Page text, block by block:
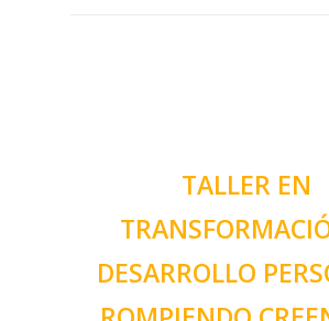
TALLER EN
DESARROLLO